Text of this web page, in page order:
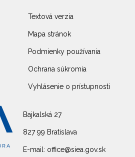
Bajkalská 27
827 99 Bratislava
E-mail: office@siea.gov.sk
Textová verzia
Mapa stránok
Podmienky používania
Ochrana súkromia
Vyhlásenie o prístupnosti